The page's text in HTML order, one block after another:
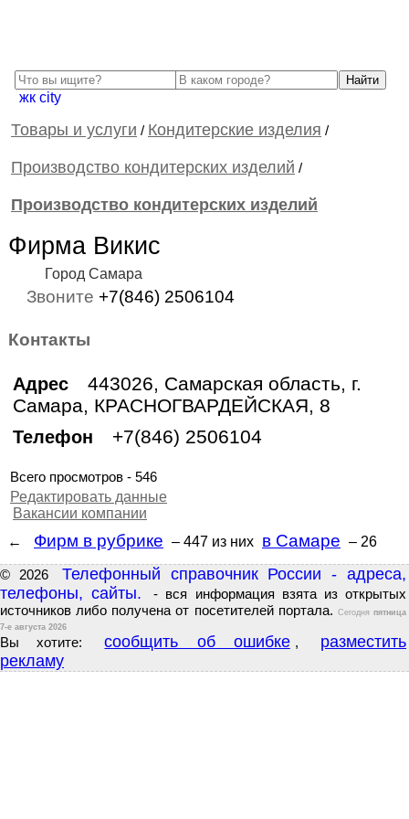
жк city
Товары и услуги / Кондитерские изделия /
Производство кондитерских изделий /
Производство кондитерских изделий
Фирма Викис
Город Самара
Звоните +7(846) 2506104
Контакты
Адрес
443026, Самарская область, г.
Самара, КРАСНОГВАРДЕЙСКАЯ, 8
Телефон +7(846) 2506104
Всего просмотров - 546
Редактировать данные
Вакансии компании
←
Фирм в рубрике – 447 из них в Самаре – 26
© 2026
Телефонный справочник России - адреса,
телефоны, сайты.
- вся информация взята из открытых
источников либо получена от посетителей портала. Сегодняпятница
7-е августа 2026
Вы хотите: сообщить об ошибке ,
разместить
рекламу